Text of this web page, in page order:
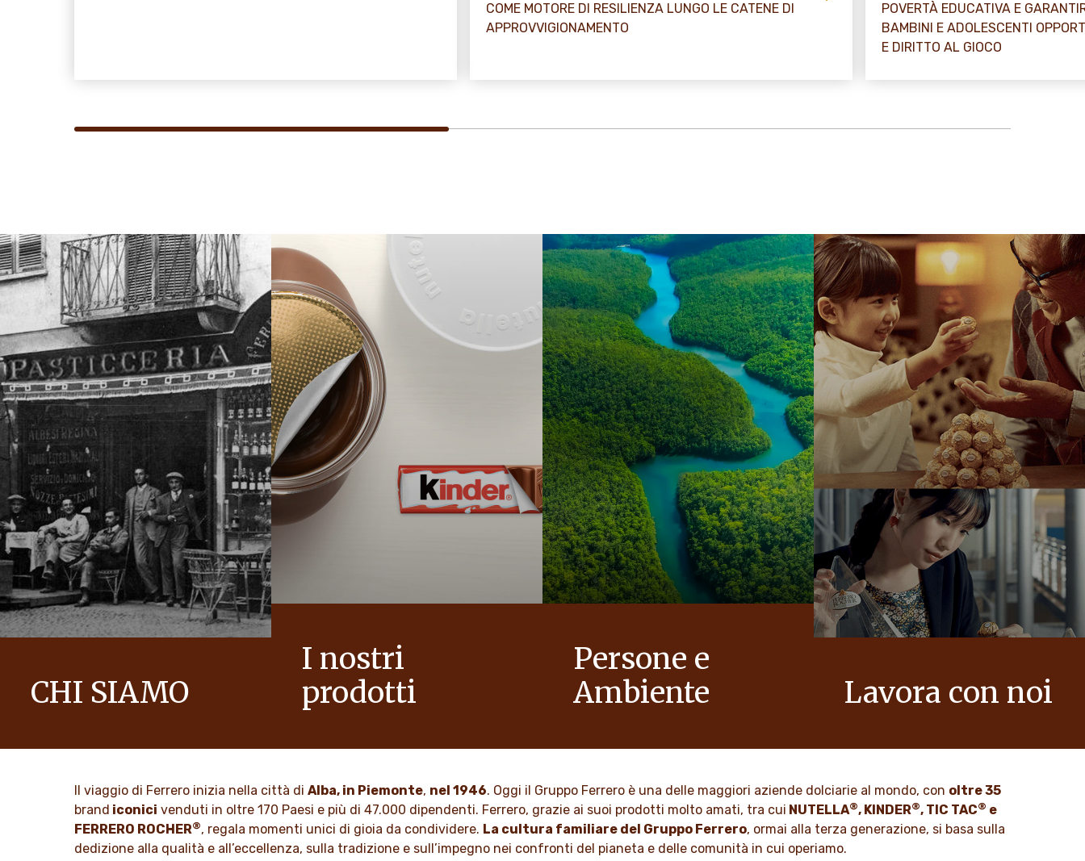
COME MOTORE DI RESILIENZA LUNGO LE CATENE DI
APPROVVIGIONAMENTO
POVERTÀ EDUCATIVA E
BAMBINI E ADOLESCENTI
E DIRITTO AL GIOCO
CHI SIAMO
SCOPRI DI PIÙ
I nostri
prodotti
SCOPRI DI PIÙ
Persone e
Ambiente
SCOPRI DI PIÙ
Lavora con noi
SCOPRI DI PIÙ
Il viaggio di Ferrero inizia nella città diAlba, in Piemonte, nel 1946. Oggi il Gruppo Ferrero è una delle maggiori aziende dolciarie al mondo, con oltre 35
brand iconici venduti in oltre 170 Paesi e più di 47.000 dipendenti. Ferrero, grazie ai suoi prodotti molto amati, tra cui NUTELLA®, KINDER®, TIC TAC® e
FERRERO ROCHER®, regala momenti unici di gioia da condividere. La cultura familiare del Gruppo Ferrero, ormai alla terza generazione, si basa sulla
dedizione alla qualità e all’eccellenza, sulla tradizione e sull’impegno nei confronti del pianeta e delle comunità in cui operiamo.